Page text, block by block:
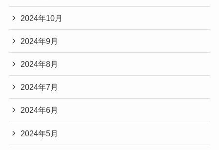
2024年10月
2024年9月
2024年8月
2024年7月
2024年6月
2024年5月